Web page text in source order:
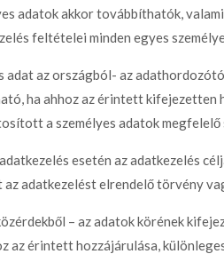
adatok akkor továbbíthatók,
feltételei minden egyes
adat az országból- az
ha ahhoz az érintett kifejezetten
a személyes adatok megfelelő
esetén az adatkezelés
az adatkezelést elrendelő törvény
– az adatok körének
az érintett hozzájárulása,